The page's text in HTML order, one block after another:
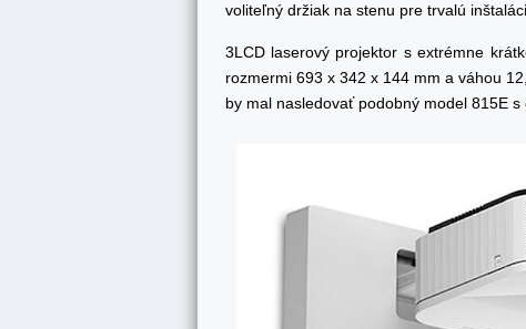
voliteľný držiak na stenu pre trvalú
3LCD laserový projektor s extrémne
rozmermi 693 x 342 x 144 mm a váhou
by mal nasledovať podobný model 815E s